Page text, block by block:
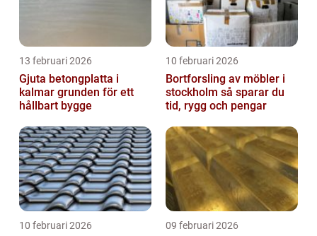
13 februari 2026
Gjuta betongplatta i
kalmar grunden för ett
hållbart bygge
10 februari 2026
Bortforsling av möbler i
stockholm så sparar du
tid, rygg och pengar
10 februari 2026 09 februari 2026